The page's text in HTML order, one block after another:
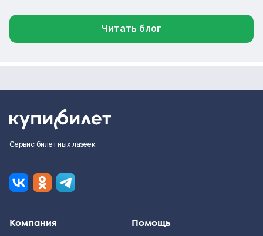
Читать блог
Сервис билетных лазеек
Компания Помощь